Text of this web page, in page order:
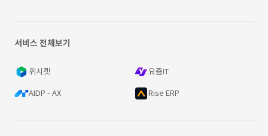
서비스 전체보기
위시켓 요즘IT
AIDP - AX Rise ERP